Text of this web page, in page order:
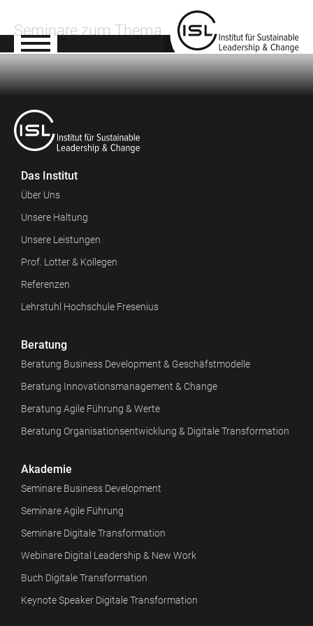
Seminare zum Thema
Das Institut
Über Uns
Unsere Haltung
Unsere Leistungen
Prof. Lotter & Kollegen
Referenzen
Lehrstuhl Hochschule Fresenius
Beratung
Beratung Business Development & Geschäfstmodelle
Beratung Innovationsmanagement & Change
Beratung Agile Führung & Werte
Beratung Organisationsentwicklung & Digitale Transformation
Akademie
Seminare Business Development
Seminare Agile Führung
Seminare Digitale Transformation
Webinare Digital Leadership & New Work
Buch Digitale Transformation
Keynote Speaker Digitale Transformation